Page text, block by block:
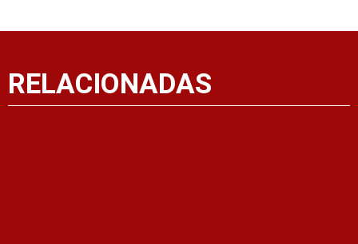
RELACIONADAS